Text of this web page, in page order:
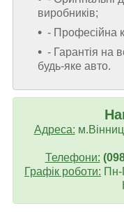
виробників;
- Професійна
- Гарантія на
будь-яке авто.
Адреса:
Телефони:
Графік роботи: Пн-